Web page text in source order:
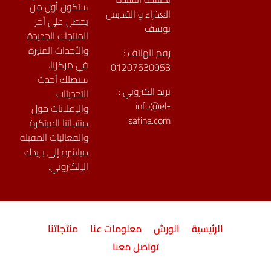
العذراء و القديس
يوسف
رقم الهاتف :
01207530953
بريد الكتروني :
info@el-
safina.com
ستكون أول من
يحصل على آخر
المنتجات الجديدة
والأحداث المثيرة
في مركزنا.
ستصلك أحدث
التحديثات
والإعلانات حول
منتجاتنا المبتكرة
والفعاليات المقبلة
مباشرة إلى بريدك
الإلكتروني.
الرئيسية الورش معلومات عنا
منتجاتنا
تواصل معنا